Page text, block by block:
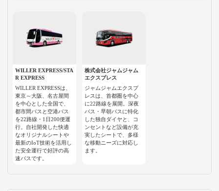
WILLER EXPRESS/STA
R EXPRESS
WILLER EXPRESSは、
東京～大阪、名古屋間
を中心とした全国で、
都市間バスと空港バス
を22路線・1日200便運
行。自社開発した快適
なオリジナルシートや
最新のIoT技術を活用し
た安全運行で好評の高
速バスです。
株式会社ジャムジャム
エクスプレス
ジャムジャムエクスプ
レスは、首都圏を中心
に22路線を展開。深夜
バス・早朝バスに特化
した独自ダイヤと、コ
ンセントなど設備が充
実したシートで、多様
な移動ニーズに対応し
ます。